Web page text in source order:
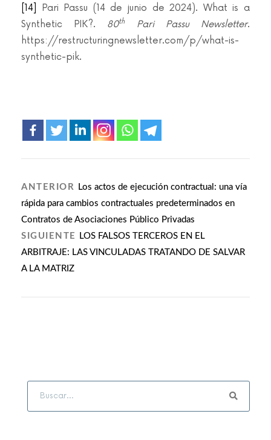
[14]
Pari Passu (14 de junio de 2024). What is a
Synthetic PIK?. 80thPari Passu Newsletter.
https://restructuringnewsletter.com/p/what-is-
synthetic-pik.
ANTERIOR
Los actos de ejecución contractual: una vía
rápida para cambios contractuales predeterminados en
Contratos de Asociaciones Público Privadas
SIGUIENTE
LOS FALSOS TERCEROS EN EL
ARBITRAJE: LAS VINCULADAS TRATANDO DE SALVAR
A LA MATRIZ